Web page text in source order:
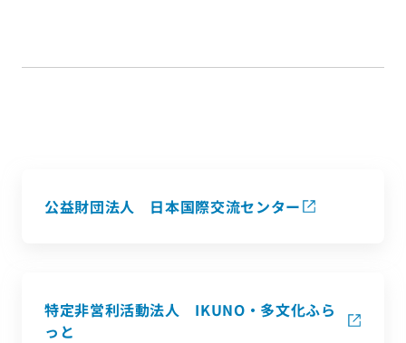
公益財団法人 日本国際交流センター
特定非営利活動法人 IKUNO・多文化ふら
っと